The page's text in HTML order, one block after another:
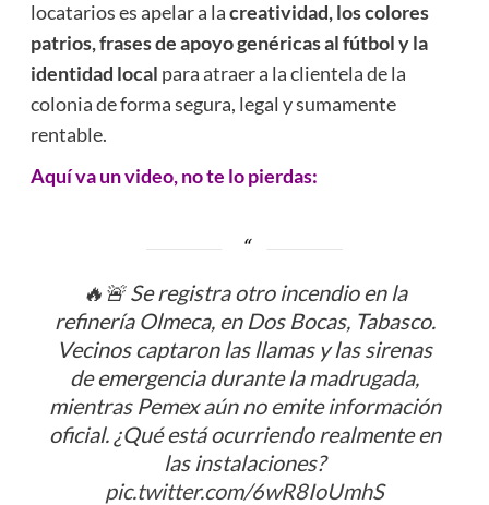
locatarios es apelar a lacreatividad, los colores
patrios, frases de apoyo genéricas al fútbol y la
identidad local para atraer a la clientela de la
colonia de forma segura, legal y sumamente
rentable.
Aquí va un video, no te lo pierdas:
🔥🚨 Se registra otro incendio en la
refinería Olmeca, en Dos Bocas, Tabasco.
Vecinos captaron las llamas y las sirenas
de emergencia durante la madrugada,
mientras Pemex aún no emite información
oficial. ¿Qué está ocurriendo realmente en
las instalaciones?
pic.twitter.com/6wR8IoUmhS